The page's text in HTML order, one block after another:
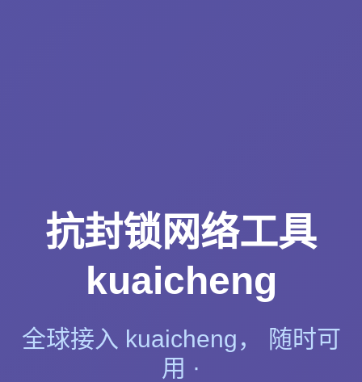
抗封锁网络工具
kuaicheng
全球接入 kuaicheng， 随时可
用 ·